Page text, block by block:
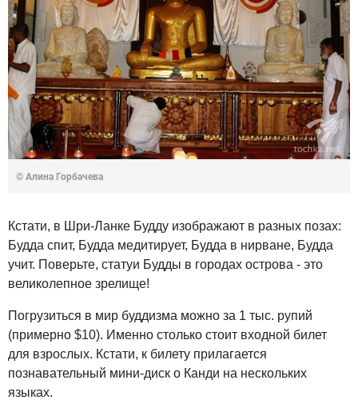
© Алина Горбачева
Кстати, в Шри-Ланке Будду изображают в разных позах:
Будда спит, Будда медитирует, Будда в нирване, Будда
учит. Поверьте, статуи Будды в городах острова - это
великолепное зрелище!
Погрузиться в мир буддизма можно за 1 тыс. рупий
(примерно $10). Именно столько стоит входной билет
для взрослых. Кстати, к билету прилагается
познавательный мини-диск о Канди на нескольких
языках.